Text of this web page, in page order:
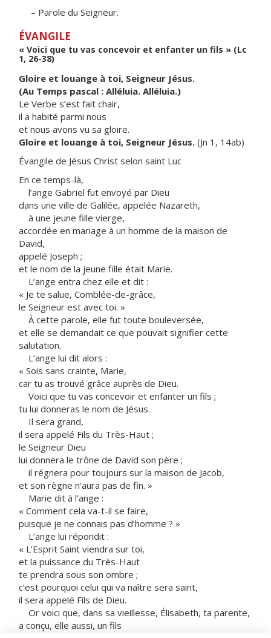
– Parole du Seigneur.
ÉVANGILE
« Voici que tu vas concevoir et enfanter un fils » (Lc
1, 26-38)
Gloire et louange à toi, Seigneur Jésus.
(Au Temps pascal : Alléluia. Alléluia.)
Le Verbe s’est fait chair,
il a habité parmi nous
et nous avons vu sa gloire.
Gloire et louange à toi, Seigneur Jésus. (Jn 1, 14ab)
Évangile de Jésus Christ selon saint Luc
En ce temps-là,
l’ange Gabriel fut envoyé par Dieu
dans une ville de Galilée, appelée Nazareth,
à une jeune fille vierge,
accordée en mariage à un homme de la maison de
David,
appelé Joseph ;
et le nom de la jeune fille était Marie.
L’ange entra chez elle et dit :
« Je te salue, Comblée-de-grâce,
le Seigneur est avec toi. »
À cette parole, elle fut toute bouleversée,
et elle se demandait ce que pouvait signifier cette
salutation.
L’ange lui dit alors :
« Sois sans crainte, Marie,
car tu as trouvé grâce auprès de Dieu.
Voici que tu vas concevoir et enfanter un fils ;
tu lui donneras le nom de Jésus.
Il sera grand,
il sera appelé Fils du Très-Haut ;
le Seigneur Dieu
lui donnera le trône de David son père ;
il régnera pour toujours sur la maison de Jacob,
et son règne n’aura pas de fin. »
Marie dit à l’ange :
« Comment cela va-t-il se faire,
puisque je ne connais pas d’homme ? »
L’ange lui répondit :
« L’Esprit Saint viendra sur toi,
et la puissance du Très-Haut
te prendra sous son ombre ;
c’est pourquoi celui qui va naître sera saint,
il sera appelé Fils de Dieu.
Or voici que, dans sa vieillesse, Élisabeth, ta parente,
a conçu, elle aussi, un fils